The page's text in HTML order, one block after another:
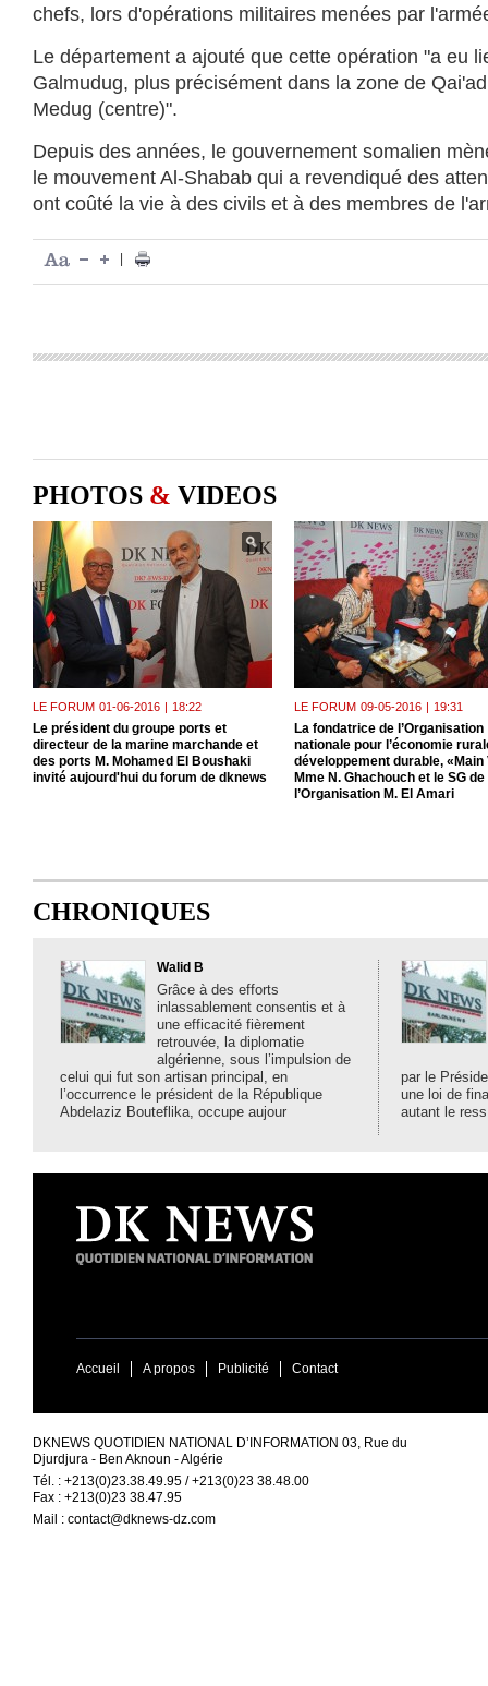
chefs, lors d'opérations militaires menées par
Le département a ajouté que cette opération "a eu
Galmudug, plus précisément dans la zone de
Medug (centre)".
Depuis des années, le gouvernement somalien
le mouvement Al-Shabab qui a revendiqué des
ont coûté la vie à des civils et à des membres de
PHOTOS & VIDEOS
LE FORUM 01-06-2016 | 18:22
Le président du groupe ports et
directeur de la marine marchande et
des ports M. Mohamed El Boushaki
invité aujourd'hui du forum de dknews
LE FORUM 09-05-2016 | 19:31
La fondatrice de l’Organisation
nationale pour l’économie
développement durable, «Main
Mme N. Ghachouch et le SG de
l’Organisation M. El Amari
CHRONIQUES
Walid B
Grâce à des efforts
inlassablement consentis et à
une efficacité fièrement
retrouvée, la diplomatie
algérienne, sous l’impulsion de
celui qui fut son artisan principal, en
l’occurrence le président de la République
Abdelaziz Bouteflika, occupe aujour
par le
une loi de
autant le ress
Accueil A propos Publicité Contact
DKNEWS QUOTIDIEN NATIONAL D’INFORMATION 03, Rue du
Djurdjura - Ben Aknoun - Algérie
Tél. : +213(0)23.38.49.95 / +213(0)23 38.48.00
Fax : +213(0)23 38.47.95
Mail : contact@dknews-dz.com